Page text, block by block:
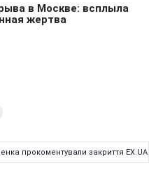
прокоментували закриття EX.UA